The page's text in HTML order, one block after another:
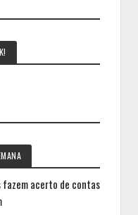
fazem acerto de contas